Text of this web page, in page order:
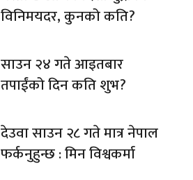
विनिमयदर, कुनको कति?
साउन २४ गते आइतबार
तपाईंको दिन कति शुभ?
देउवा साउन २८ गते मात्र नेपाल
फर्कनुहुन्छ : मिन विश्वकर्मा